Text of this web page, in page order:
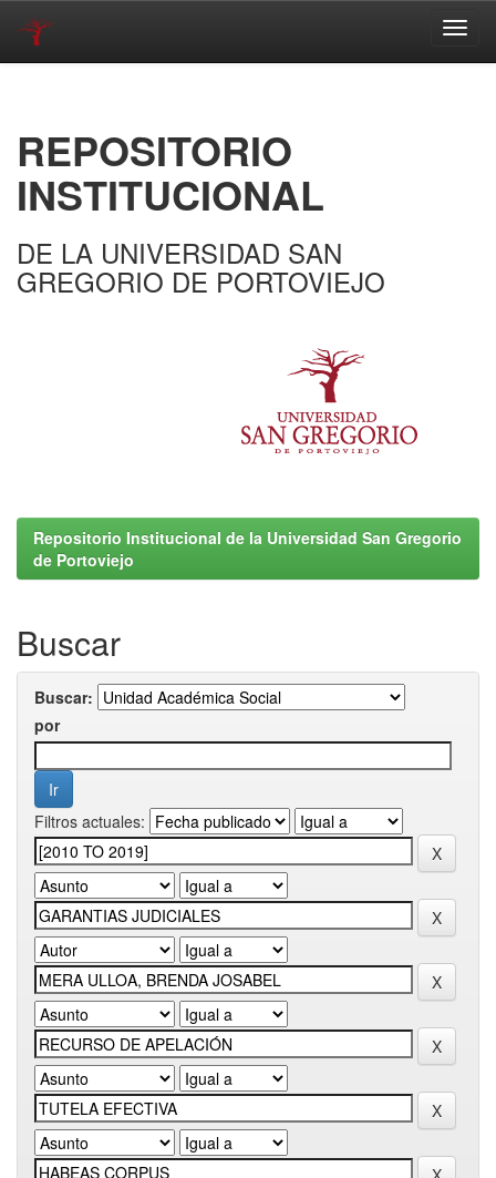
REPOSITORIO
INSTITUCIONAL
DE LA UNIVERSIDAD SAN
GREGORIO DE PORTOVIEJO
Repositorio Institucional de la Universidad San Gregorio
de Portoviejo
Buscar
Buscar:
por
Filtros actuales: